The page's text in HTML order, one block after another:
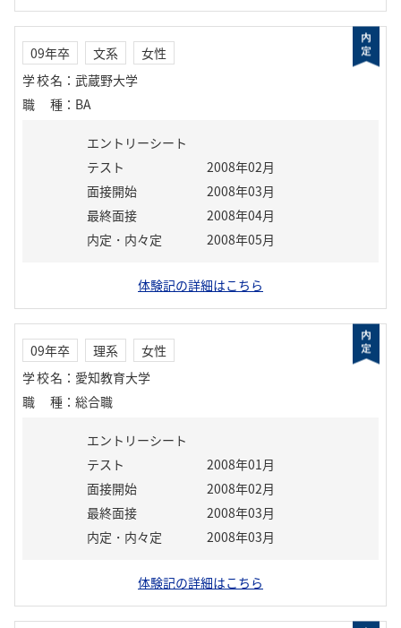
09年卒 文系
女性
学校名 ： 武蔵野大学
職種 ： BA
エントリーシート
テスト
2008年02月
面接開始
2008年03月
最終面接
2008年04月
内定・内々定
2008年05月
体験記の詳細はこちら
09年卒 理系
女性
学校名 ： 愛知教育大学
職種 ： 総合職
エントリーシート
テスト
2008年01月
面接開始
2008年02月
最終面接
2008年03月
内定・内々定
2008年03月
体験記の詳細はこちら